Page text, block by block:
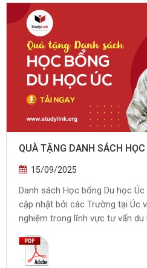
QUÀ TẶNG DANH SÁCH
15/09/2025
Danh sách Học bổng Du học
cập nhật bởi các Trường tại Úc
nghiệm trong lĩnh vực tư vấn du